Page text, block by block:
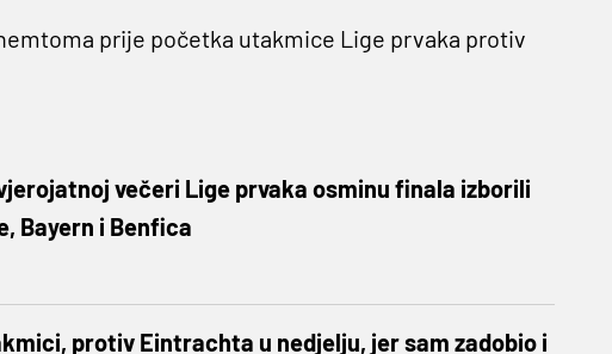
prije početka utakmice Lige prvaka protiv
večeri Lige prvaka osminu finala izborili
Bayern i Benfica
protiv Eintrachta u nedjelju, jer sam zadobio i